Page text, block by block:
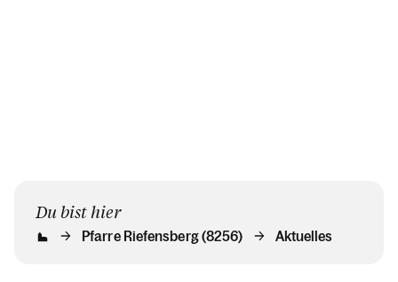
Du bist hier
Pfarre Riefensberg (8256) Aktuelles